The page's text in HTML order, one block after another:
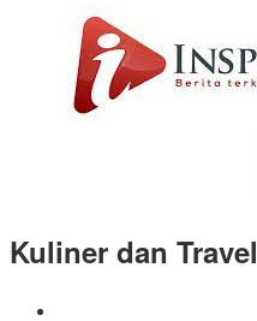
Kuliner dan Travel